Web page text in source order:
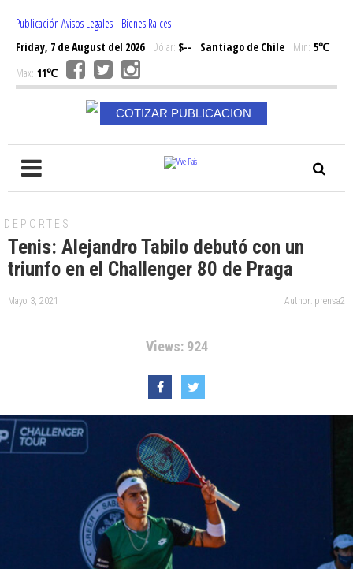
Publicación Avisos Legales | Bienes Raices
Friday, 7 de August del 2026Dólar: $-- Santiago de Chile Min: 5℃
Max: 11℃
COTIZAR PUBLICACION
DEPORTES
Tenis: Alejandro Tabilo debutó con un
triunfo en el Challenger 80 de Praga
Mayo 3, 2021 Author: prensa2
Views: 924